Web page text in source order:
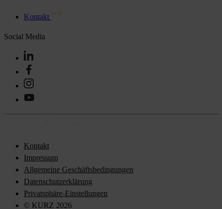
Kontakt
Social Media
Kontakt
Impressum
Allgemeine Geschäftsbedingungen
Datenschutzerklärung
Privatsphäre-Einstellungen
© KURZ 2026